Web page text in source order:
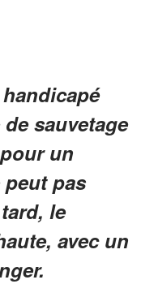
sauvetage
un
pas
le
avec un